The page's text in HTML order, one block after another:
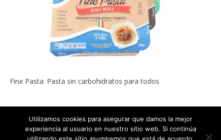
Fine Pasta: Pasta sin carbohidratos para todos
Copyright © 2022 ADELGAZAR SIN MILAGROS por Carlos Abehsera
Utilizamos cookies para asegurar que damos la mejor
experiencia al usuario en nuestro sitio web. Si continúa